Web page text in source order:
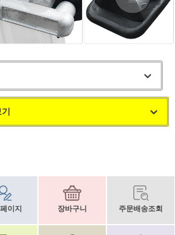
이지 장바구니 주문배송조회